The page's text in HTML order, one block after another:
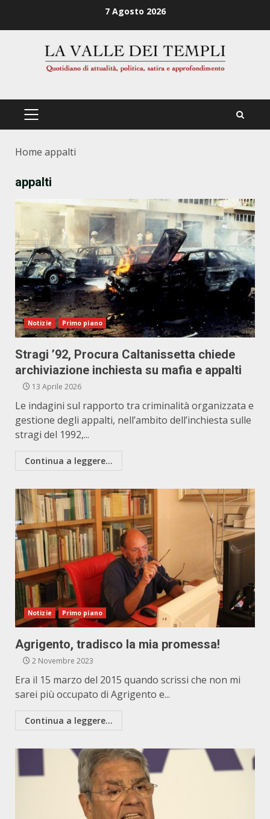
7 Agosto 2026
PRIMÄRES
Home appalti
appalti
Notizie Primo piano
Stragi ’92, Procura Caltanissetta chiede
archiviazione inchiesta su mafia e appalti
13 Aprile 2026
Le indagini sul rapporto tra criminalità organizzata e
gestione degli appalti, nell’ambito dell’inchiesta sulle
stragi del 1992,...
Continua a leggere...
Notizie Primo piano
Agrigento, tradisco la mia promessa!
2 Novembre 2023
Era il 15 marzo del 2015 quando scrissi che non mi
sarei più occupato di Agrigento e...
Continua a leggere...